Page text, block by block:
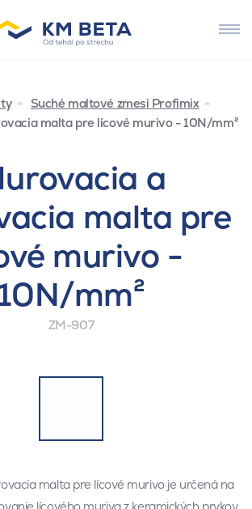
Suché maltové zmesi Profimix
malta pre lícové murivo - 10N/mm²
a
malta pre
murivo -
mm²
ZM-907
malta pre lícové murivo je určená na